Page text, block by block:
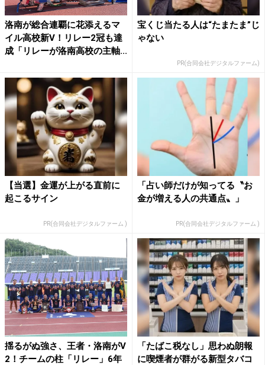
洛南が総合連覇に花添えるマ
イル高校新V！リレー2冠も達
成「リレーが洛南高校の主軸...
宝くじ当たる人は“たまたま”じ
ゃない
PR(合同会社デジタルファーム)
【当選】金運が上がる直前に
起こるサイン
PR(合同会社デジタルファーム )
「占い師だけが知ってる〝お
金が増える人の共通点〟」
PR(合同会社デジタルファーム )
揺るがぬ強さ、王者・洛南がV
2！チームの柱「リレー」6年
「たばこ税なし」思わぬ朗報
に喫煙者が群がる新型タバコ